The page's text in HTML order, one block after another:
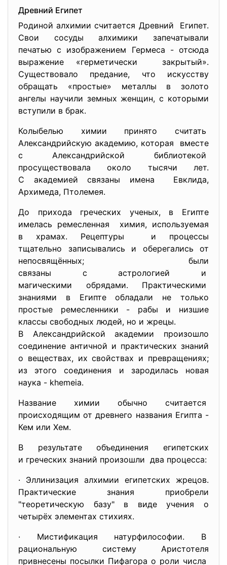
Древний Египет
Родиной алхимии считается Древний Египет.
Свои сосуды алхимики запечатывали
печатью с изображением Гермеса - отсюда
выражение «герметически закрытый».
Существовало предание, что искусству
обращать «простые» металлы в золото
ангелы научили земных женщин, с которыми
вступили в брак.
Колыбелью химии принято считать
Александрийскую академию, которая вместе
с Александрийской библиотекой
просуществовала около тысячи лет.
С академией связаны имена Евклида,
Архимеда, Птолемея.
До прихода греческих ученых, в Египте
имелась ремесленная химия, используемая
в храмах. Рецептуры и процессы
тщательно записывались и оберегались от
непосвящённых; были
связаны с астрологией и
магическими обрядами. Практическими
знаниями в Египте обладали не только
простые ремесленники - рабы и низшие
классы свободных людей, но и жрецы.
В Александрийской академии произошло
соединение античной и практических знаний
о веществах, их свойствах и превращениях;
из этого соединения и зародилась новая
наука - khemeia.
Название химии обычно считается
происходящим от древнего названия Египта -
Кем или Хем.
В результате объединения египетских
и греческих знаний произошли два процесса:
· Эллинизация алхимии египетских жрецов.
Практические знания приобрели
"теоретическую базу" в виде учения о
четырёх элементах стихиях.
· Мистификация натурфилософии. В
рациональную систему Аристотеля
привнесены посылки Пифагора о роли числа